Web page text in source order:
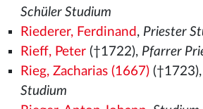
Schüler Studium
Riederer, Ferdinand , Priester
Rieff, Peter(†1722), Pfarrer
Rieg, Zacharias (1667)(†1723),
Studium